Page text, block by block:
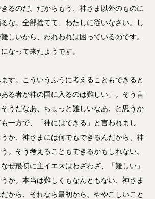
るのだ。だからもう、神さま以外のものに
な。全部捨てて、わたしに従いなさい。し
しいから、われわれは困っているのです。
なって来たようです。
す。こういうふうに考えることもできると
る者が神の国に入るのは難しい」。そう言
うだなあ、ちょっと難しいなあ、と思うか
一方で、「神にはできる」と言われまし
か、神さまには何でもできるんだから、神
。そう考えることもできるかもしれない。
ぜ最初に主イエスはわざわざ、「難しい」
か。本当は難しくもなんともない、神さま
から、それなら最初から、ややこしいこと